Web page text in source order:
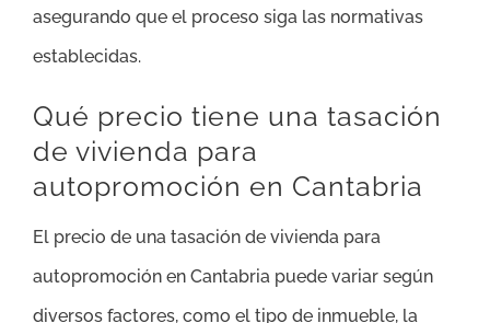
asegurando que el proceso siga las normativas
establecidas.
Qué precio tiene una tasación
de vivienda para
autopromoción en Cantabria
El precio de una tasación de vivienda para
autopromoción en Cantabria puede variar según
diversos factores, como el tipo de inmueble, la